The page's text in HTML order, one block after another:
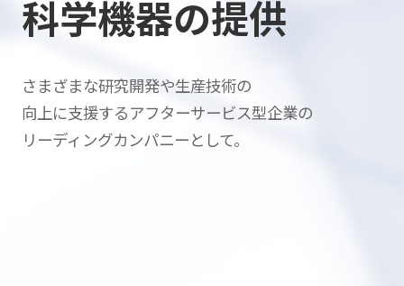
科学機器の提供
さまざまな研究開発や生産技術の
向上に支援するアフターサービス型企業の
リーディングカンパニーとして。